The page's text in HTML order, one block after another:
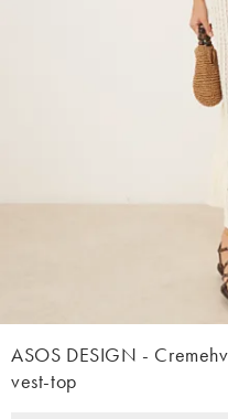
ASOS DESIGN -
vest-top